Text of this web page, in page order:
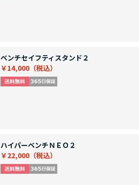
ベンチセイフティスタンド２
￥14,000
ハイパーベンチＮＥＯ２
￥22,000